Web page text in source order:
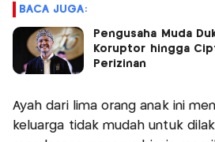
BACA JUGA:
Pengusaha Muda
Koruptor hingga
Perizinan
Ayah dari lima orang anak ini
keluarga tidak mudah untuk